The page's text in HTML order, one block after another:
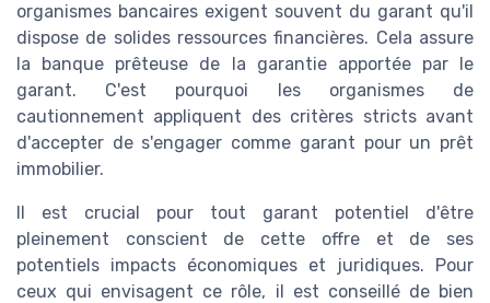
organismes bancaires exigent souvent du garant qu'il
dispose de solides ressources financières. Cela assure
la banque prêteuse de la garantieapportée par le
garant. C'est pourquoi les organismes de
cautionnement appliquent des critères stricts avant
d'accepter de s'engager comme garant pour un prêt
immobilier.
Il est crucial pour tout garant potentiel d'être
pleinement conscient de cette offreet de ses
potentiels impacts économiques et juridiques. Pour
ceux qui envisagent ce rôle, il est conseillé de bien